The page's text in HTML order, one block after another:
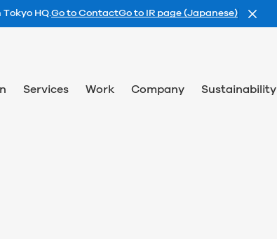
HQ.Go to ContactGo to IR page (Japanese)
Services Work Company Sustainability